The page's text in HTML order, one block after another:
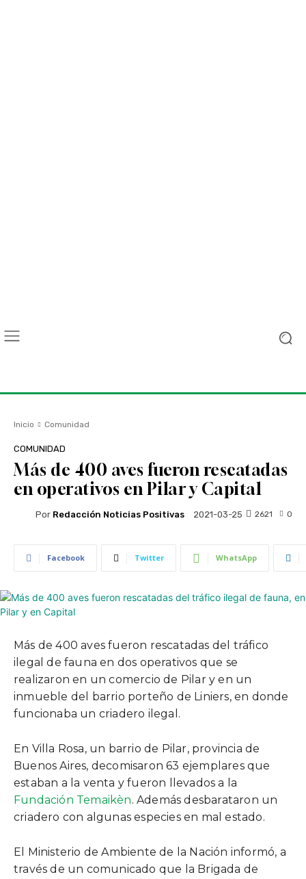
Inicio Comunidad
COMUNIDAD
Más de 400 aves fueron rescatadas
en operativos en Pilar y Capital
Por Redacción Noticias Positivas 2021-03-25 0
2621
Facebook Twitter WhatsApp
Más de 400 aves fueron rescatadas del tráfico
ilegal de fauna en dos operativos que se
realizaron en un comercio de Pilar y en un
inmueble del barrio porteño de Liniers, en donde
funcionaba un criadero ilegal.
En Villa Rosa, un barrio de Pilar, provincia de
Buenos Aires, decomisaron 63 ejemplares que
estaban a la venta y fueron llevados a la
Fundación Temaikèn. Además desbarataron un
criadero con algunas especies en mal estado.
El Ministerio de Ambiente de la Nación informó, a
través de un comunicado que la Brigada de